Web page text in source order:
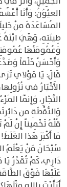
العيُوُنُ: وَأَنَا
المُسَاعَدَةَ مِنْ
طِينَتِهِ، وَهْيَ ابْنَةُ
وَعُمُومَتُهَا
وَأَحْسَنُ خَلْقاً
قَالَ: يَا مَوْلاي
الأَخْيَارُ في
التُّجَّارِ، وَإِنَّمَا
وَالنُّقْطَةِ من
قُلْهُ تَخْمِيناً إِنْ لَمْ
مَا أَكْبَرَ هَذا
سُبْحَانَ مَنْ يَعْلَمُ
دَارِي، كَمْ تُقَدِّرُ
عَلَيْهَا فَوْقَ